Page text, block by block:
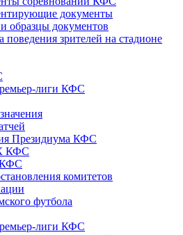
документы
образцы документов
поведения зрителей на стадионе
лиги КФС
Президиума КФС
КФС
комитетов
футбола
лиги КФС